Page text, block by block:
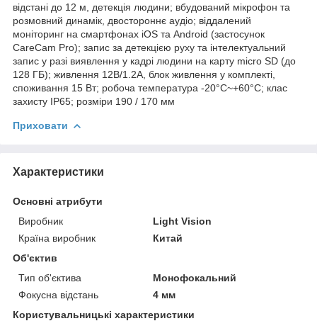
відстані до 12 м, детекція людини; вбудований мікрофон та
розмовний динамік, двостороннє аудіо; віддалений
моніторинг на смартфонах iOS та Android (застосунок
CareCam Pro); запис за детекцією руху та інтелектуальний
запис у разі виявлення у кадрі людини на карту micro SD (до
128 ГБ); живлення 12В/1.2А, блок живлення у комплекті,
споживання 15 Вт; робоча температура -20°C~+60°C; клас
захисту IP65; розміри 190 / 170 мм
Приховати
Характеристики
Основні атрибути
Виробник
Light Vision
Країна виробник
Китай
Об'єктив
Тип об'єктива
Монофокальний
Фокусна відстань
4 мм
Користувальницькі характеристики